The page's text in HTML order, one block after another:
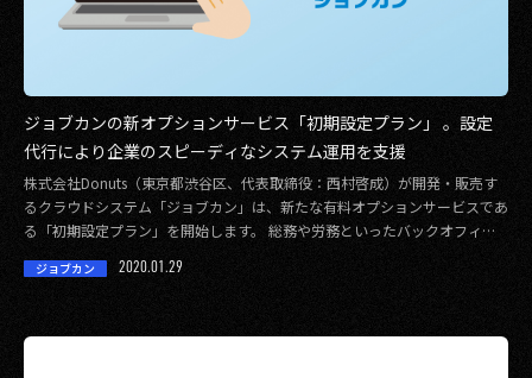
ジョブカンの新オプションサービス「初期設定プラン」 。設定
代行により企業のスピーディなシステム運用を支援
株式会社Donuts（東京都渋谷区、代表取締役：西村啓成）が開発・販売す
るクラウドシステム「ジョブカン」は、新たな有料オプションサービスであ
る「初期設定プラン」を開始します。 総務や労務といったバックオフィス
ジョブカン 2020.01.29